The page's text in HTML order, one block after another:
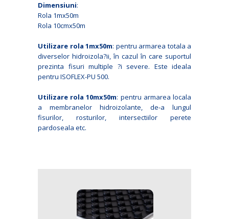
Dimensiuni:
Rola 1mx50m
Rola 10cmx50m
Utilizare rola 1mx50m: pentru armarea totala a
diverselor hidroizola?ii, în cazul în care suportul
prezinta fisuri multiple ?i severe. Este ideala
pentru ISOFLEX-PU 500.
Utilizare rola 10mx50m: pentru armarea locala
a membranelor hidroizolante, de-a lungul
fisurilor, rosturilor, intersectiilor perete
pardoseala etc.